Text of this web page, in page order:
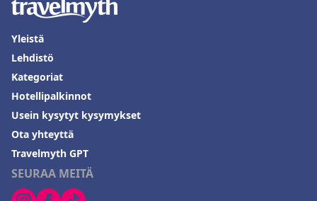
SEURAA MEITÄ
Yleistä
Lehdistö
Kategoriat
Hotellipalkinnot
Usein kysytyt kysymykset
Ota yhteyttä
Travelmyth GPT